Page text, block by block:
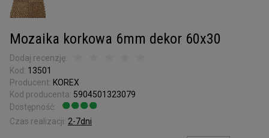
do terrarium
Listwy korkowe
wykończeniowe
Mozaika korkowa 6mm dekor 60x30
Dodaj recenzję:
Kod: 13501
Producent: KOREX
Kod producenta: 5904501323079
Dostępność:
Czas realizacji: 2-7dni